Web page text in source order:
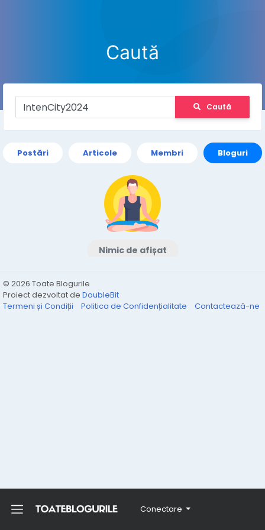
Conectare
Caută
Caută
Postări Articole Membri Bloguri
Nimic de afișat
© 2026 Toate Blogurile
Proiect dezvoltat de DoubleBit
Termeni și Condiții
Politica de Confidențialitate Contactează-ne